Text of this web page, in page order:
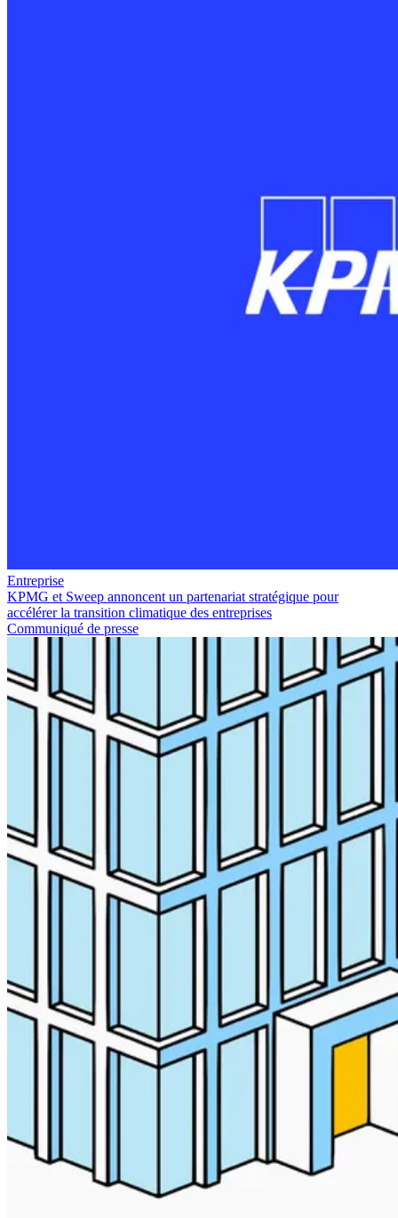
Entreprise
KPMG et Sweep annoncent un partenariat stratégique pour
accélérer la transition climatique des entreprises
Communiqué de presse